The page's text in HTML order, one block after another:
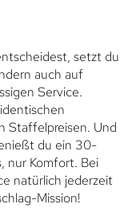
setzt du
auch auf
Service.
Staffelpreisen. Und
du ein 30-
nur Komfort. Bei
natürlich jederzeit
Mission!